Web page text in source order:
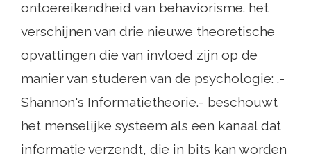
ontoereikendheid van behaviorisme. het
verschijnen van drie nieuwe theoretische
opvattingen die van invloed zijn op de
manier van studeren van de psychologie: .-
Shannon's Informatietheorie.- beschouwt
het menselijke systeem als een kanaal dat
informatie verzendt, die in bits kan worden